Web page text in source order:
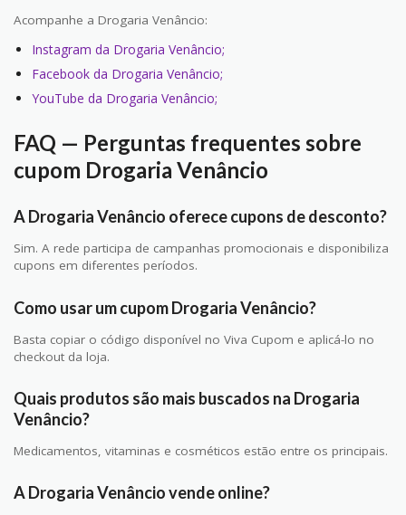
Acompanhe a Drogaria Venâncio:
Instagram da Drogaria Venâncio;
Facebook da Drogaria Venâncio;
YouTube da Drogaria Venâncio;
FAQ — Perguntas frequentes sobre
cupom Drogaria Venâncio
A Drogaria Venâncio oferece cupons de desconto?
Sim. A rede participa de campanhas promocionais e disponibiliza
cupons em diferentes períodos.
Como usar um cupom Drogaria Venâncio?
Basta copiar o código disponível no Viva Cupom e aplicá-lo no
checkout da loja.
Quais produtos são mais buscados na Drogaria
Venâncio?
Medicamentos, vitaminas e cosméticos estão entre os principais.
A Drogaria Venâncio vende online?